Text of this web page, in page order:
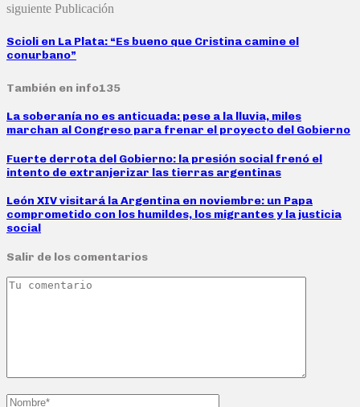
siguiente Publicación
Scioli en La Plata: “Es bueno que Cristina camine el
conurbano”
También en info135
La soberanía no es anticuada: pese a la lluvia, miles
marchan al Congreso para frenar el proyecto del Gobierno
Fuerte derrota del Gobierno: la presión social frenó el
intento de extranjerizar las tierras argentinas
León XIV visitará la Argentina en noviembre: un Papa
comprometido con los humildes, los migrantes y la justicia
social
Salir de los comentarios